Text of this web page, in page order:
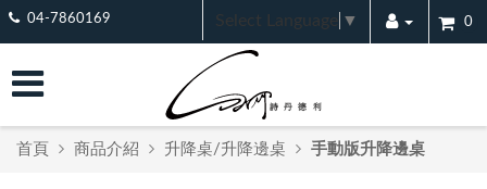
04-7860169 Select Language ▼ 0
首頁 商品介紹 升降桌/升降邊桌 手動版升降邊桌